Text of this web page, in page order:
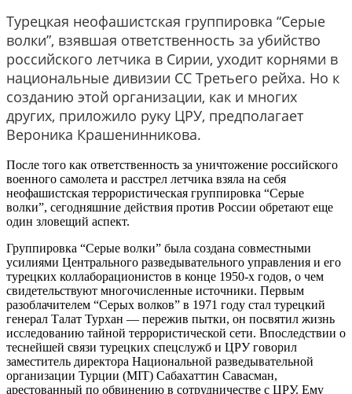
Турецкая неофашистская группировка “Серые
волки”, взявшая ответственность за убийство
российского летчика в Сирии, уходит корнями в
национальные дивизии СС Третьего рейха. Но к
созданию этой организации, как и многих
других, приложило руку ЦРУ, предполагает
Вероника Крашенинникова.
После того как ответственность за уничтожение российского
военного самолета и расстрел летчика взяла на себя
неофашистская террористическая группировка “Серые
волки”, сегодняшние действия против России обретают еще
один зловещий аспект.
Группировка “Серые волки” была создана совместными
усилиями Центрального разведывательного управления и его
турецких коллаборационистов в конце 1950-х годов, о чем
свидетельствуют многочисленные источники. Первым
разоблачителем “Серых волков” в 1971 году стал турецкий
генерал Талат Турхан — пережив пытки, он посвятил жизнь
исследованию тайной террористической сети. Впоследствии о
теснейшей связи турецких спецслужб и ЦРУ говорил
заместитель директора Национальной разведывательной
организации Турции (MIT) Сабахаттин Савасман,
арестованный по обвинению в сотрудничестве с ЦРУ. Ему